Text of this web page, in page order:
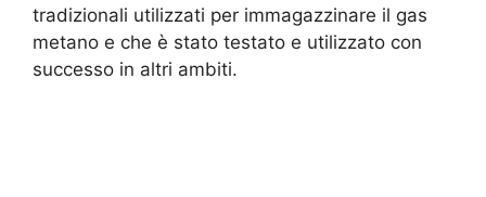
tradizionali utilizzati per immagazzinare il gas
metano e che è stato testato e utilizzato con
successo in altri ambiti.